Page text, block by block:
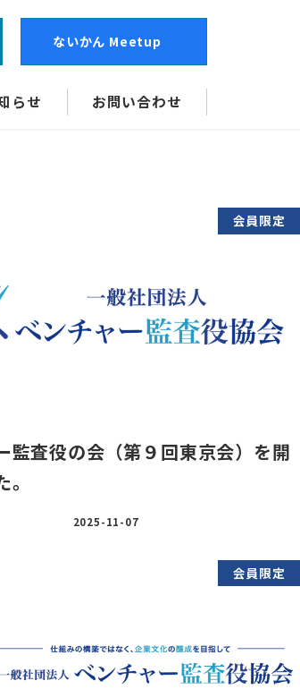
ないかん Meetup
らせ お問い合わせ
会員限定
監査役の会（第９回東京会）を開
2025-11-07
会員限定